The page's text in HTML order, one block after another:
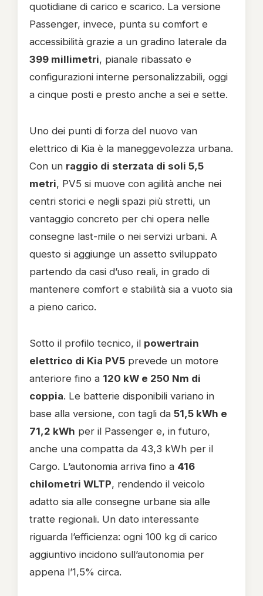
quotidiane di carico e scarico. La versione
Passenger, invece, punta su comfort e
accessibilità grazie a un gradino laterale da
399 millimetri, pianale ribassato e
configurazioni interne personalizzabili, oggi
a cinque posti e presto anche a sei e sette.
Uno dei punti di forza del nuovo van
elettrico di Kia è la maneggevolezza urbana.
Con un raggio di sterzata di soli 5,5
metri, PV5 si muove con agilità anche nei
centri storici e negli spazi più stretti, un
vantaggio concreto per chi opera nelle
consegne last-mile o nei servizi urbani. A
questo si aggiunge un assetto sviluppato
partendo da casi d’uso reali, in grado di
mantenere comfort e stabilità sia a vuoto sia
a pieno carico.
Sotto il profilo tecnico, il powertrain
elettrico di Kia PV5 prevede un motore
anteriore fino a 120 kW e 250 Nm di
coppia. Le batterie disponibili variano in
base alla versione, con tagli da 51,5 kWh e
71,2 kWh per il Passenger e, in futuro,
anche una compatta da 43,3 kWh per il
Cargo. L’autonomia arriva fino a 416
chilometri WLTP, rendendo il veicolo
adatto sia alle consegne urbane sia alle
tratte regionali. Un dato interessante
riguarda l’efficienza: ogni 100 kg di carico
aggiuntivo incidono sull’autonomia per
appena l’1,5% circa.